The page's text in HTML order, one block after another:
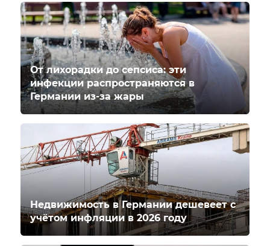
От лихорадки до сепсиса: эти
инфекции распространяются в
Германии из-за жары
Недвижимость в Германии дешевеет с
учётом инфляции в 2026 году